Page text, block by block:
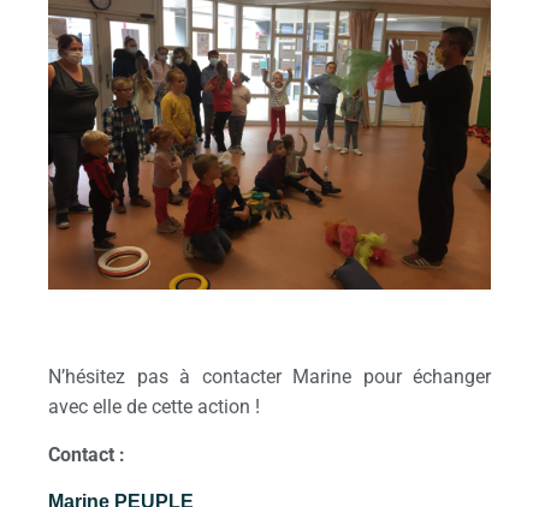
N’hésitez pas à contacter Marine pour échanger
avec elle de cette action !
Contact :
Marine PEUPLE